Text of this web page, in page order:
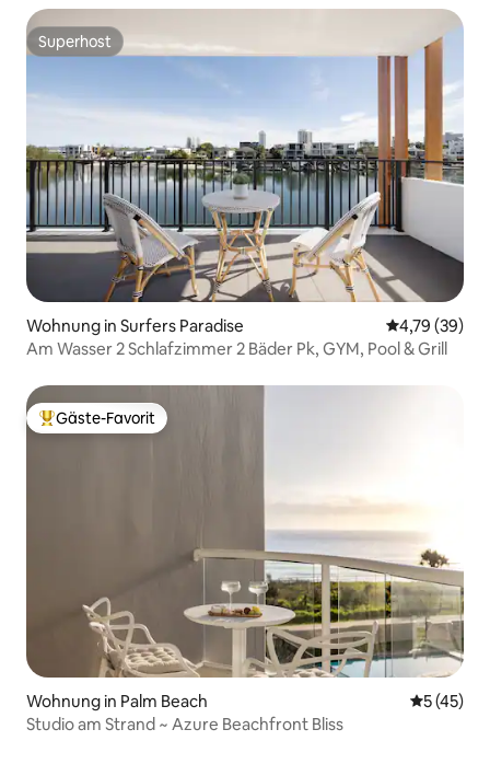
Superhost
Superhost
Wohnung in Surfers Paradise
4,79 (39)
Am Wasser 2 Schlafzimmer 2 Bäder Pk, GYM, Pool & Grill
Beliebter Gäste-Favorit.
Gäste-Favorit
Wohnung in Palm Beach
5 (45)
Studio am Strand ~ Azure Beachfront Bliss